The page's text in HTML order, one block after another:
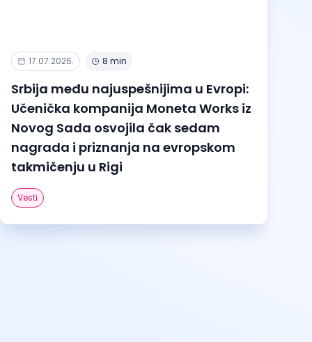
17.07.2026. 8 min
Srbija među najuspešnijima u Evropi:
Učenička kompanija Moneta Works iz
Novog Sada osvojila čak sedam
nagrada i priznanja na evropskom
takmičenju u Rigi
Vesti